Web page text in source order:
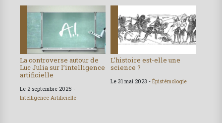
La controverse autour de
Luc Julia sur l’intelligence
artificielle
Le 2 septembre 2025 -
Intelligence Artificielle
L’histoire est-elle une
science ?
Le 31 mai 2023 - Épistémologie